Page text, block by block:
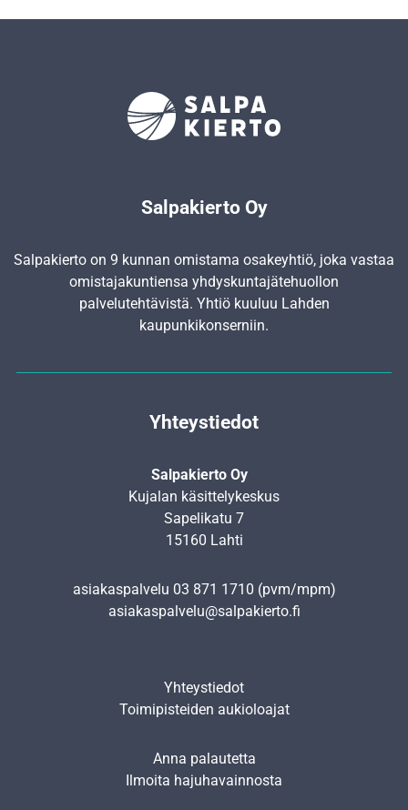
Salpakierto Oy
Salpakierto on 9 kunnan omistama osakeyhtiö, joka vastaa
omistajakuntiensa yhdyskunta­jätehuollon
palvelutehtävistä. Yhtiö kuuluu Lahden
kaupunkikonserniin.
Yhteystiedot
Salpakierto Oy
Kujalan käsittelykeskus
Sapelikatu 7
15160 Lahti
asiakaspalvelu 03 871 1710 (pvm/mpm)
asiakaspalvelu@salpakierto.fi
Yhteystiedot
Toimipisteiden aukioloajat
Anna palautetta
Ilmoita hajuhavainnosta